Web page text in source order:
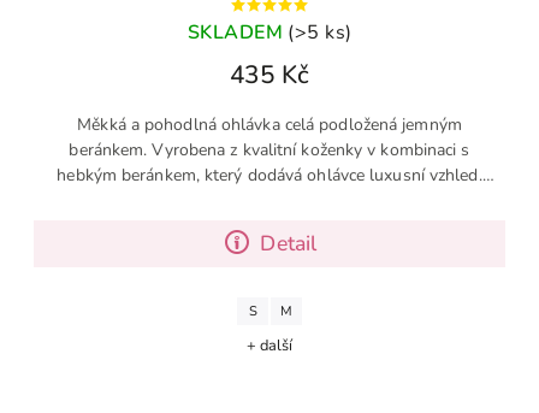
SKLADEM (>5 ks)
435 Kč
Detail
Měkká a pohodlná ohlávka celá podložená jemným
beránkem. Vyrobena z kvalitní koženky v kombinaci s
hebkým beránkem, který dodává ohlávce luxusní vzhled.
S M
+ další